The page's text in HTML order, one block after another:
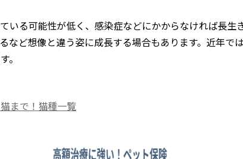
いる可能性が低く、感染症などにかからなければ長生
など想像と違う姿に成長する場合もあります。近年で
。
まで！猫種一覧